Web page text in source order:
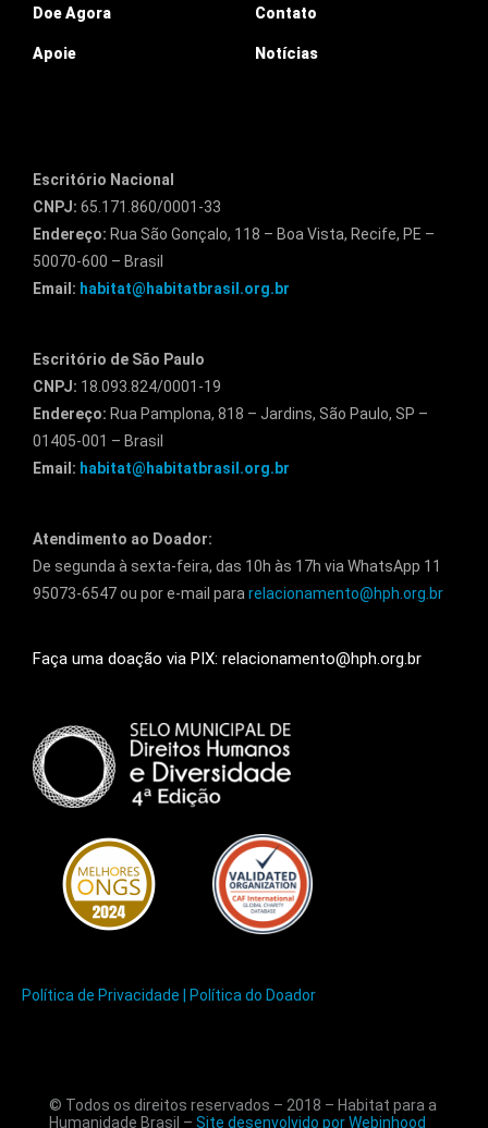
Doe Agora
Apoie
Contato
Notícias
Escritório Nacional
CNPJ: 65.171.860/0001-33
Endereço: Rua São Gonçalo, 118 – Boa Vista, Recife, PE –
50070-600 – Brasil
Email: habitat@habitatbrasil.org.br
Escritório de São Paulo
CNPJ: 18.093.824/0001-19
Endereço: Rua Pamplona, 818 – Jardins, São Paulo, SP –
01405-001 – Brasil
Email: habitat@habitatbrasil.org.br
Atendimento ao Doador:
De segunda à sexta-feira, das 10h às 17h via WhatsApp 11
95073-6547 ou por e-mail para relacionamento@hph.org.br
Faça uma doação via PIX: relacionamento@hph.org.br
Política de Privacidade | Política do Doador
© Todos os direitos reservados – 2018 – Habitat para a
Humanidade Brasil – Site desenvolvido por Webinhood